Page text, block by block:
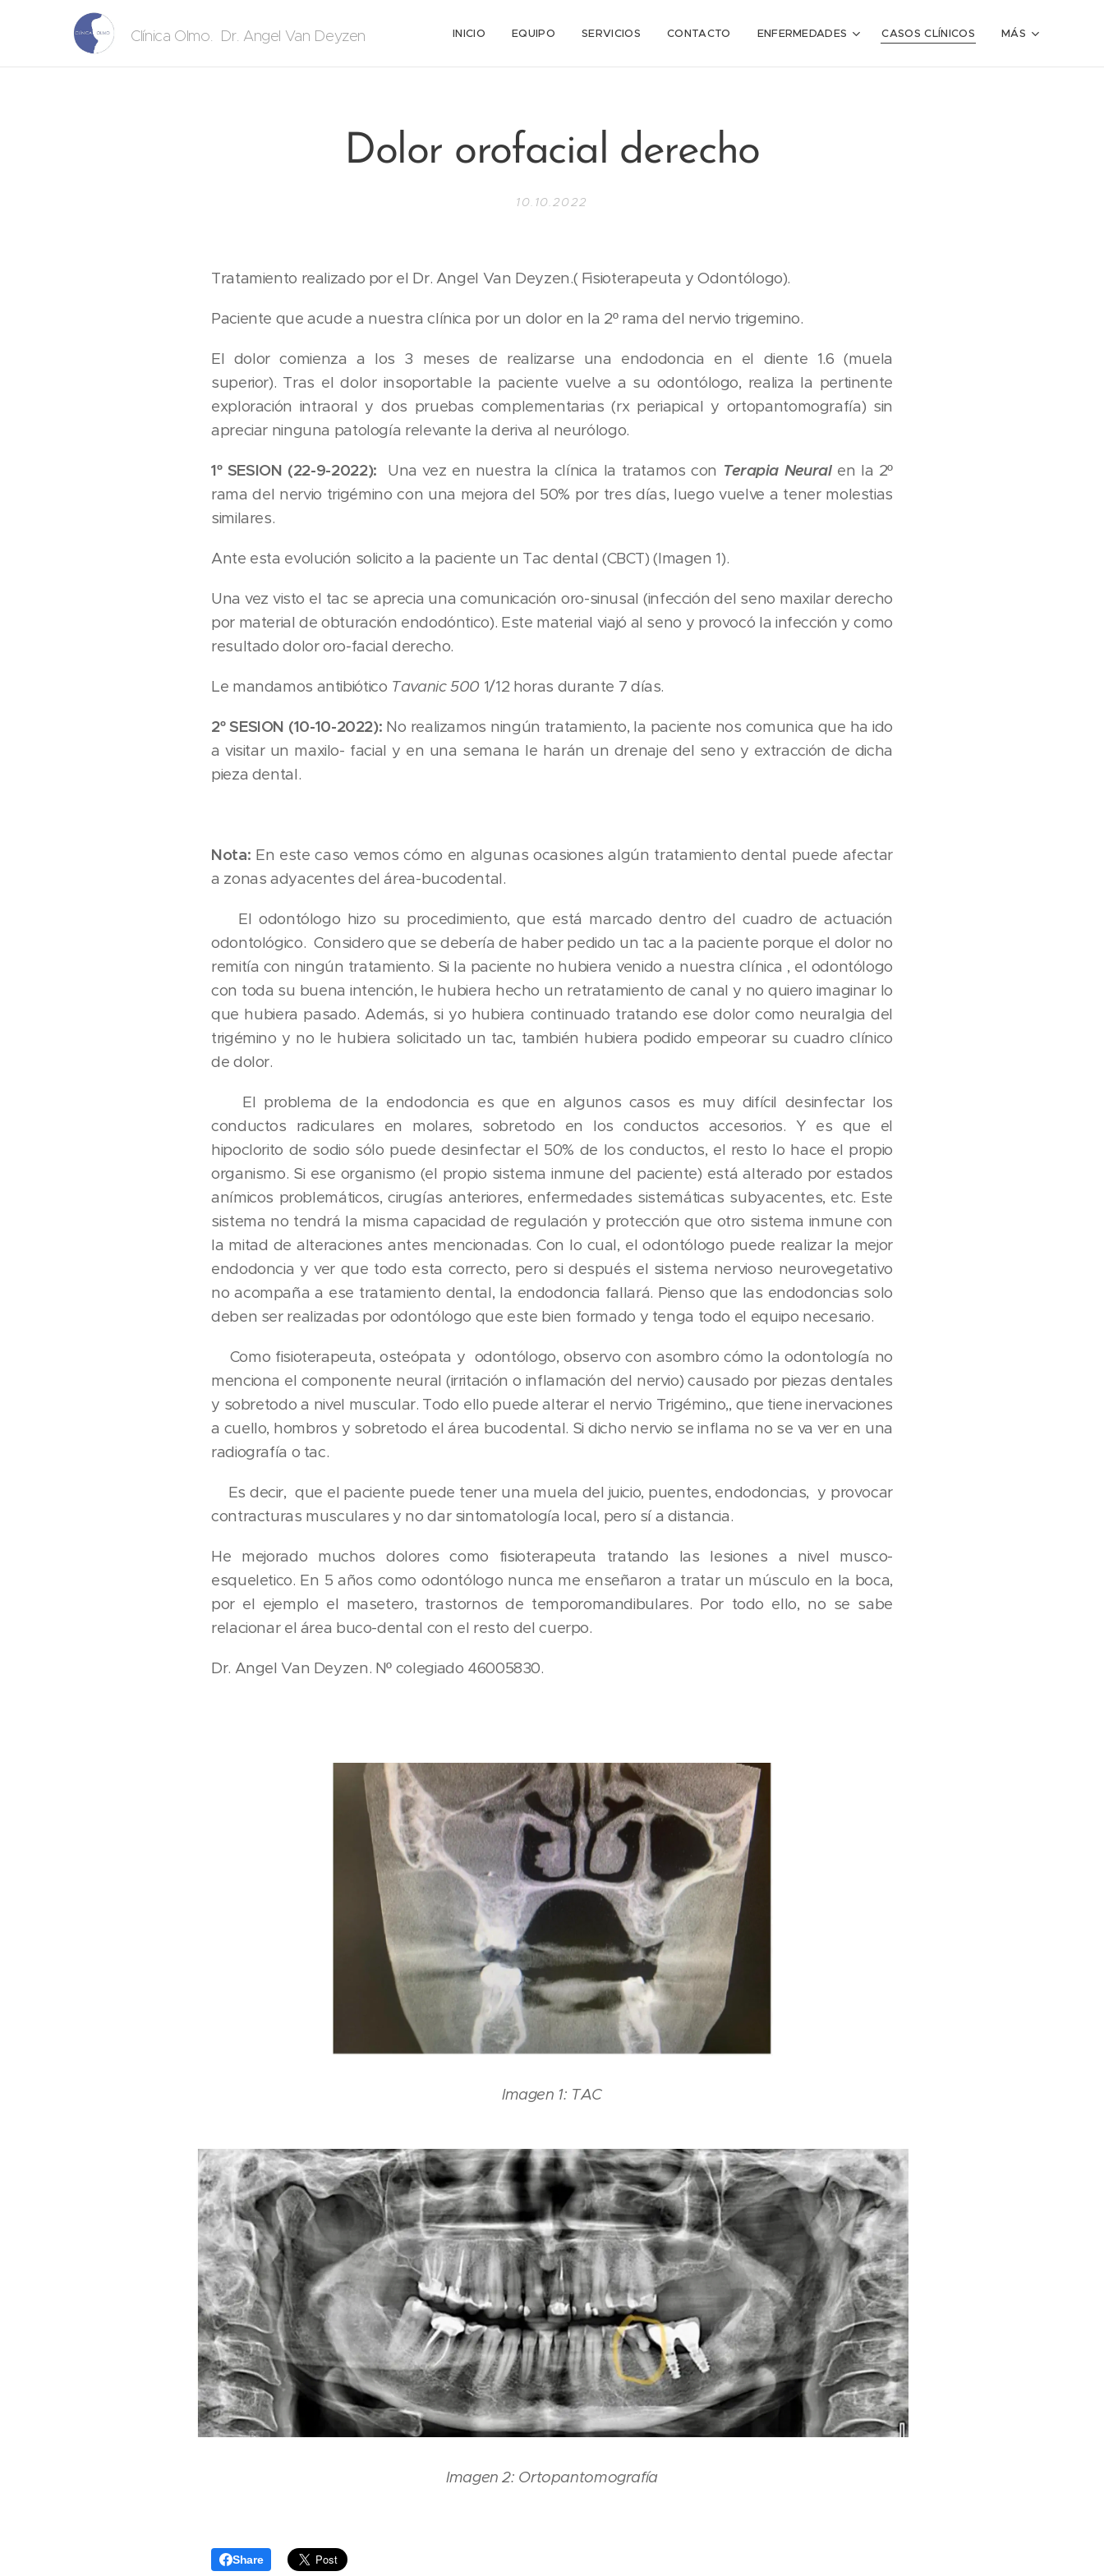
Clínica Olmo. Dr. Angel Van Deyzen INICIO EQUIPO SERVICIOS CONTACTO ENFERMEDADES CASOS CLÍNICOS MÁS
Dolor orofacial derecho
10.10.2022
Tratamiento realizado por el Dr. Angel Van Deyzen.( Fisioterapeuta y Odontólogo).
Paciente que acude a nuestra clínica por un dolor en la 2º rama del nervio trigemino.
El dolor comienza a los 3 meses de realizarse una endodoncia en el diente 1.6 (muela
superior). Tras el dolor insoportable la paciente vuelve a su odontólogo, realiza la pertinente
exploración intraoral y dos pruebas complementarias (rx periapical y ortopantomografía) sin
apreciar ninguna patología relevante la deriva al neurólogo.
1º SESION (22-9-2022): Una vez en nuestra la clínica la tratamos con Terapia Neural en la 2º
rama del nervio trigémino con una mejora del 50% por tres días, luego vuelve a tener molestias
similares.
Ante esta evolución solicito a la paciente un Tac dental (CBCT) (Imagen 1).
Una vez visto el tac se aprecia una comunicación oro-sinusal (infección del seno maxilar derecho
por material de obturación endodóntico). Este material viajó al seno y provocó la infección y como
resultado dolor oro-facial derecho.
Le mandamos antibiótico Tavanic 500 1/12 horas durante 7 días.
2º SESION (10-10-2022): No realizamos ningún tratamiento, la paciente nos comunica que ha ido
a visitar un maxilo- facial y en una semana le harán un drenaje del seno y extracción de dicha
pieza dental.
Nota: En este caso vemos cómo en algunas ocasiones algún tratamiento dental puede afectar
a zonas adyacentes del área-bucodental.
El odontólogo hizo su procedimiento, que está marcado dentro del cuadro de actuación
odontológico. Considero que se debería de haber pedido un tac a la paciente porque el dolor no
remitía con ningún tratamiento. Si la paciente no hubiera venido a nuestra clínica , el odontólogo
con toda su buena intención, le hubiera hecho un retratamiento de canal y no quiero imaginar lo
que hubiera pasado. Además, si yo hubiera continuado tratando ese dolor como neuralgia del
trigémino y no le hubiera solicitado un tac, también hubiera podido empeorar su cuadro clínico
de dolor.
El problema de la endodoncia es que en algunos casos es muy difícil desinfectar los
conductos radiculares en molares, sobretodo en los conductos accesorios. Y es que el
hipoclorito de sodio sólo puede desinfectar el 50% de los conductos, el resto lo hace el propio
organismo. Si ese organismo (el propio sistema inmune del paciente) está alterado por estados
anímicos problemáticos, cirugías anteriores, enfermedades sistemáticas subyacentes, etc. Este
sistema no tendrá la misma capacidad de regulación y protección que otro sistema inmune con
la mitad de alteraciones antes mencionadas. Con lo cual, el odontólogo puede realizar la mejor
endodoncia y ver que todo esta correcto, pero si después el sistema nervioso neurovegetativo
no acompaña a ese tratamiento dental, la endodoncia fallará. Pienso que las endodoncias solo
deben ser realizadas por odontólogo que este bien formado y tenga todo el equipo necesario.
Como fisioterapeuta, osteópata y odontólogo, observo con asombro cómo la odontología no
menciona el componente neural (irritación o inflamación del nervio) causado por piezas dentales
y sobretodo a nivel muscular. Todo ello puede alterar el nervio Trigémino,, que tiene inervaciones
a cuello, hombros y sobretodo el área bucodental. Si dicho nervio se inflama no se va ver en una
radiografía o tac.
Es decir, que el paciente puede tener una muela del juicio, puentes, endodoncias, y provocar
contracturas musculares y no dar sintomatología local, pero sí a distancia.
He mejorado muchos dolores como fisioterapeuta tratando las lesiones a nivel musco-
esqueletico. En 5 años como odontólogo nunca me enseñaron a tratar un músculo en la boca,
por el ejemplo el masetero, trastornos de temporomandibulares. Por todo ello, no se sabe
relacionar el área buco-dental con el resto del cuerpo.
Dr. Angel Van Deyzen. Nº colegiado 46005830.
Imagen 1: TAC
Imagen 2: Ortopantomografía
Share